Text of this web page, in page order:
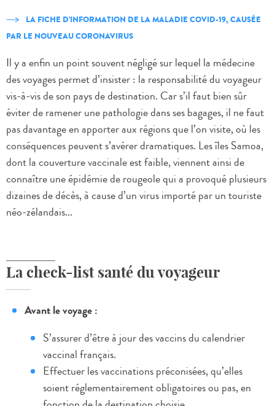
LA FICHE D'INFORMATION DE LA MALADIE COVID-19, CAUSÉE
PAR LE NOUVEAU CORONAVIRUS
Il y a enfin un point souvent négligé sur lequel la médecine
des voyages permet d’insister : la responsabilité du voyageur
vis-à-vis de son pays de destination. Car s’il faut bien sûr
éviter de ramener une pathologie dans ses bagages, il ne faut
pas davantage en apporter aux régions que l’on visite, où les
conséquences peuvent s’avérer dramatiques. Les îles Samoa,
dont la couverture vaccinale est faible, viennent ainsi de
connaître une épidémie de rougeole qui a provoqué plusieurs
dizaines de décès, à cause d’un virus importé par un touriste
néo-zélandais...
La check-list santé du voyageur
Avant le voyage :
S’assurer d’être à jour des vaccins du calendrier
vaccinal français.
Effectuer les vaccinations préconisées, qu’elles
soient réglementairement obligatoires ou pas, en